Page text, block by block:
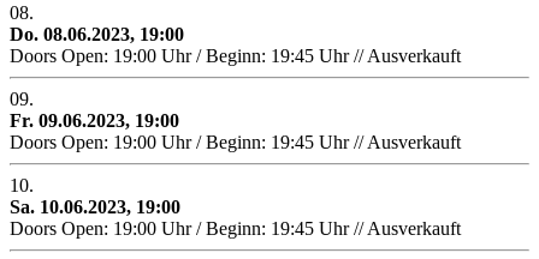
08.
Do. 08.06.2023, 19:00
Doors Open: 19:00 Uhr / Beginn: 19:45 Uhr // Ausverkauft
09.
Fr. 09.06.2023, 19:00
Doors Open: 19:00 Uhr / Beginn: 19:45 Uhr // Ausverkauft
10.
Sa. 10.06.2023, 19:00
Doors Open: 19:00 Uhr / Beginn: 19:45 Uhr // Ausverkauft